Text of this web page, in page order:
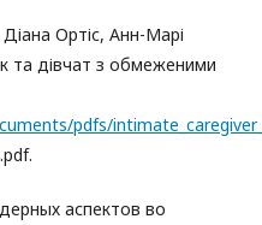
Ортіс, Анн-Марі
та дівчат з обмеженими
pdfs/
аспектов во